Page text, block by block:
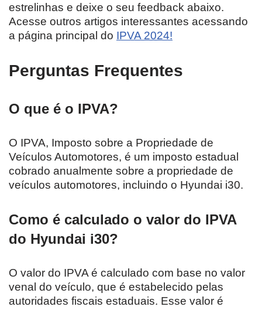
estrelinhas e deixe o seu feedback abaixo.
Acesse outros artigos interessantes acessando
a página principal do IPVA 2024!
Perguntas Frequentes
O que é o IPVA?
O IPVA, Imposto sobre a Propriedade de
Veículos Automotores, é um imposto estadual
cobrado anualmente sobre a propriedade de
veículos automotores, incluindo o Hyundai i30.
Como é calculado o valor do IPVA
do Hyundai i30?
O valor do IPVA é calculado com base no valor
venal do veículo, que é estabelecido pelas
autoridades fiscais estaduais. Esse valor é